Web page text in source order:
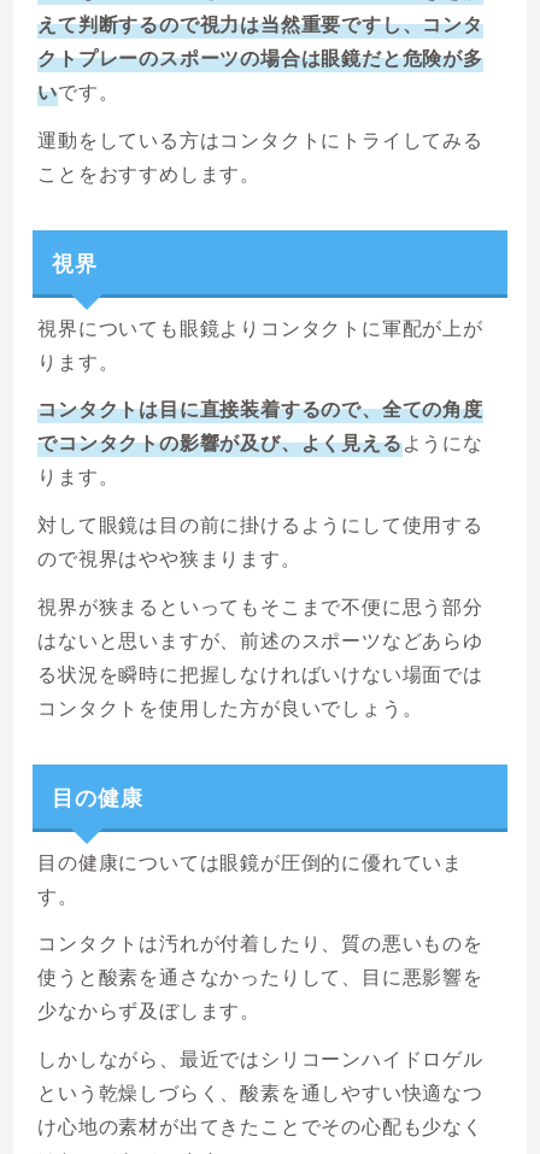
えて判断するので視力は当然重要ですし、コンタ
クトプレーのスポーツの場合は眼鏡だと危険が多
いです。
運動をしている方はコンタクトにトライしてみる
ことをおすすめします。
視界
視界についても眼鏡よりコンタクトに軍配が上が
ります。
コンタクトは目に直接装着するので、全ての角度
でコンタクトの影響が及び、よく見えるようにな
ります。
対して眼鏡は目の前に掛けるようにして使用する
ので視界はやや狭まります。
視界が狭まるといってもそこまで不便に思う部分
はないと思いますが、前述のスポーツなどあらゆ
る状況を瞬時に把握しなければいけない場面では
コンタクトを使用した方が良いでしょう。
目の健康
目の健康については眼鏡が圧倒的に優れていま
す。
コンタクトは汚れが付着したり、質の悪いものを
使うと酸素を通さなかったりして、目に悪影響を
少なからず及ぼします。
しかしながら、最近ではシリコーンハイドロゲル
という乾燥しづらく、酸素を通しやすい快適なつ
け心地の素材が出てきたことでその心配も少なく